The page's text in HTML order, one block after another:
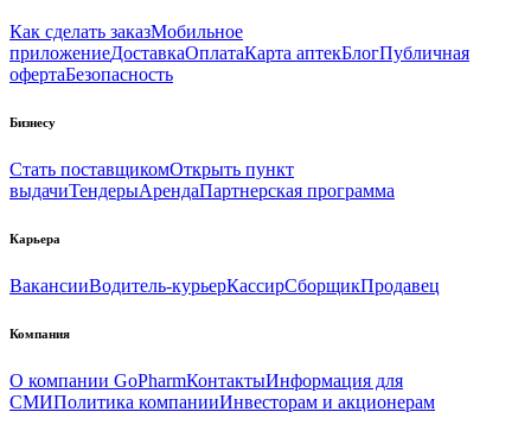
Как сделать заказМобильное
приложениеДоставкаОплатаКарта аптекБлогПубличная
офертаБезопасность
Бизнесу
Стать поставщикомОткрыть пункт
выдачиТендерыАрендаПартнерская программа
Карьера
ВакансииВодитель-курьерКассирСборщикПродавец
Компания
О компании GoPharmКонтактыИнформация для
СМИПолитика компанииИнвесторам и акционерам